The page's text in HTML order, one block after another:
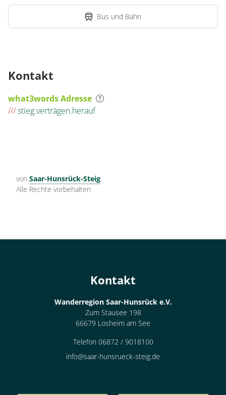
Bus und Bahn
Kontakt
what3words Adresse
///stieg.verträgen.herauf
von Saar-Hunsrück-Steig
Alle Rechte vorbehalten
Kontakt
Wanderregion Saar-Hunsrück e.V.
Zum Stausee 198
66679 Losheim am See
Telefon 06872 / 9018100
info@saar-hunsrueck-steig.de